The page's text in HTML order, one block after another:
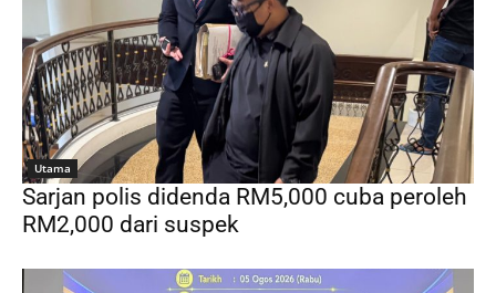
Utama
Sarjan polis didenda RM5,000 cuba peroleh
RM2,000 dari suspek